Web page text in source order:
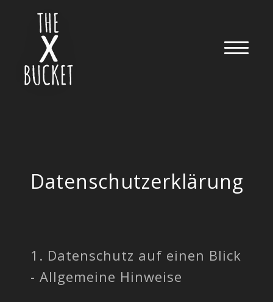
Datenschutzerklärung
1. Datenschutz auf einen Blick
- Allgemeine Hinweise